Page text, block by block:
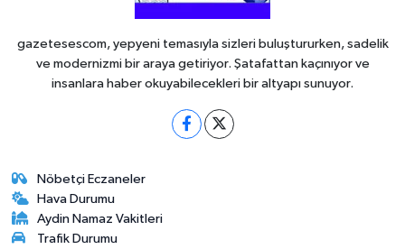
gazetesescom, yepyeni temasıyla sizleri buluştururken, sadelik
ve modernizmi bir araya getiriyor. Şatafattan kaçınıyor ve
insanlara haber okuyabilecekleri bir altyapı sunuyor.
Nöbetçi Eczaneler
Hava Durumu
Aydin Namaz Vakitleri
Trafik Durumu